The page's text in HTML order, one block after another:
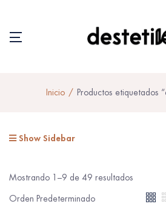
Inicio Productos etiquetados
Show Sidebar
Mostrando 1–9 de 49 resultados